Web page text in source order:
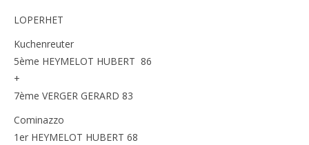
LOPERHET
Kuchenreuter
5ème HEYMELOT HUBERT 86
+
7ème VERGER GERARD 83
Cominazzo
1er HEYMELOT HUBERT 68